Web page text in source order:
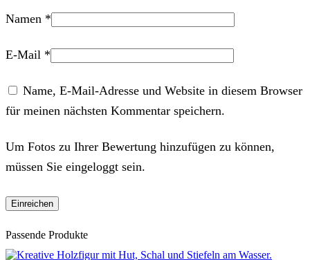
Namen *
E-Mail *
Name, E-Mail-Adresse und Website in diesem Browser
für meinen nächsten Kommentar speichern.
Um Fotos zu Ihrer Bewertung hinzufügen zu können,
müssen Sie eingeloggt sein.
Passende Produkte